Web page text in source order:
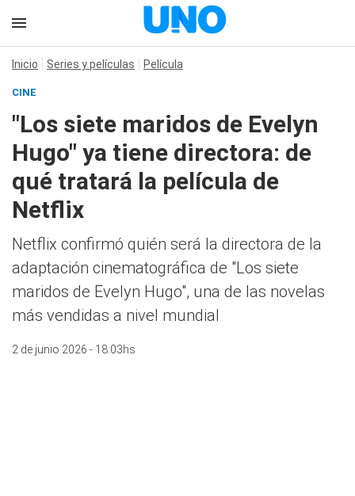
Inicio Series y películas Película
CINE
"Los siete maridos de Evelyn
Hugo" ya tiene directora: de
qué tratará la película de
Netflix
Netflix confirmó quién será la directora de la
adaptación cinematográfica de "Los siete
maridos de Evelyn Hugo", una de las novelas
más vendidas a nivel mundial
2 de junio 2026 - 18:03hs